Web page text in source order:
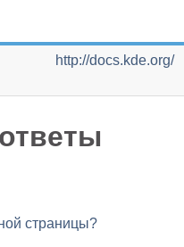
http://docs.kde.org/
страницы?